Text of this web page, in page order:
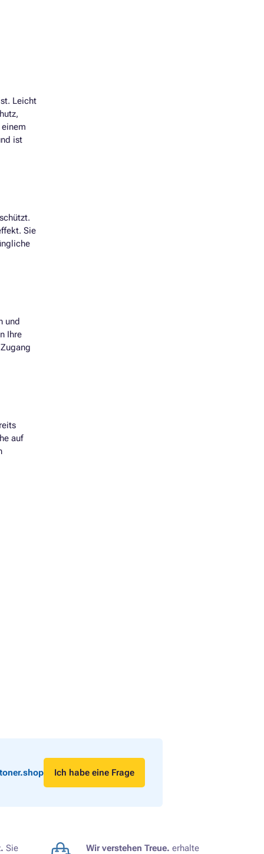
Leicht
ist
Sie
und
Ihre
auf
Ich habe eine Frage
Sie
Wir verstehen Treue. erhalte